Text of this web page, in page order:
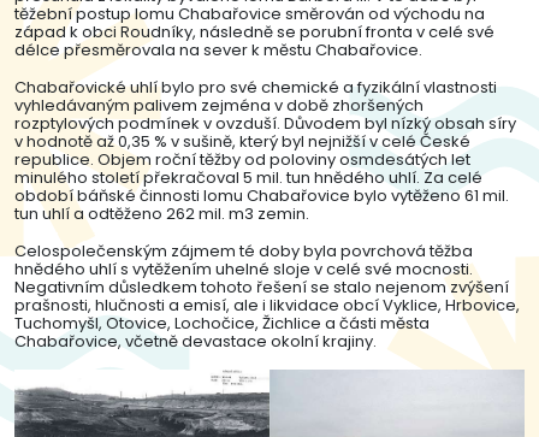
těžební postup lomu Chabařovice směrován od východu na
západ k obci Roudníky, následně se porubní fronta v celé své
délce přesměrovala na sever k městu Chabařovice.
Chabařovické uhlí bylo pro své chemické a fyzikální vlastnosti
vyhledávaným palivem zejména v době zhoršených
rozptylových podmínek v ovzduší. Důvodem byl nízký obsah síry
v hodnotě až 0,35 % v sušině, který byl nejnižší v celé České
republice. Objem roční těžby od poloviny osmdesátých let
minulého století překračoval 5 mil. tun hnědého uhlí. Za celé
období báňské činnosti lomu Chabařovice bylo vytěženo 61 mil.
tun uhlí a odtěženo 262 mil. m3 zemin.
Celospolečenským zájmem té doby byla povrchová těžba
hnědého uhlí s vytěžením uhelné sloje v celé své mocnosti.
Negativním důsledkem tohoto řešení se stalo nejenom zvýšení
prašnosti, hlučnosti a emisí, ale i likvidace obcí Vyklice, Hrbovice,
Tuchomyšl, Otovice, Lochočice, Žichlice a části města
Chabařovice, včetně devastace okolní krajiny.